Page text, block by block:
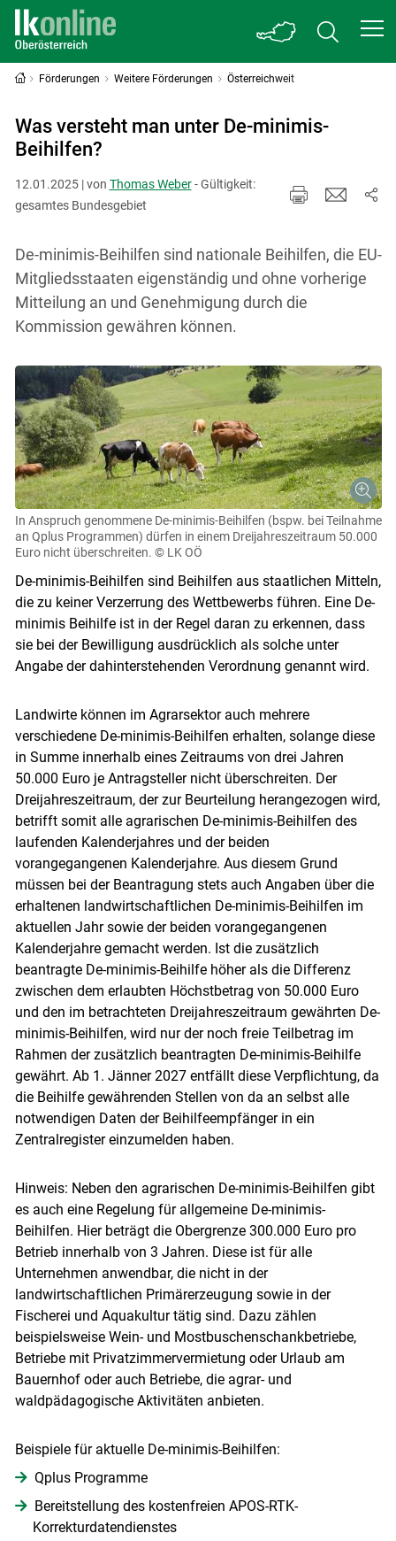
Skip to main content
Förderungen Weitere Förderungen Österreichweit
Was versteht man unter De-minimis-
Beihilfen?
12.01.2025 | von Thomas Weber- Gültigkeit:
gesamtes Bundesgebiet
De-minimis-Beihilfen sind nationale Beihilfen, die EU-
Mitgliedsstaaten eigenständig und ohne vorherige
Mitteilung an und Genehmigung durch die
Kommission gewähren können.
In Anspruch genommene De-minimis-Beihilfen (bspw. bei Teilnahme
an Qplus Programmen) dürfen in einem Dreijahreszeitraum 50.000
Euro nicht überschreiten. © LK OÖ
De-minimis-Beihilfen sind Beihilfen aus staatlichen Mitteln,
die zu keiner Verzerrung des Wettbewerbs führen. Eine De-
minimis Beihilfe ist in der Regel daran zu erkennen, dass
sie bei der Bewilligung ausdrücklich als solche unter
Angabe der dahinterstehenden Verordnung genannt wird.
Landwirte können im Agrarsektor auch mehrere
verschiedene De-minimis-Beihilfen erhalten, solange diese
in Summe innerhalb eines Zeitraums von drei Jahren
50.000 Euro je Antragsteller nicht überschreiten. Der
Dreijahreszeitraum, der zur Beurteilung herangezogen wird,
betrifft somit alle agrarischen De-minimis-Beihilfen des
laufenden Kalenderjahres und der beiden
vorangegangenen Kalenderjahre. Aus diesem Grund
müssen bei der Beantragung stets auch Angaben über die
erhaltenen landwirtschaftlichen De-minimis-Beihilfen im
aktuellen Jahr sowie der beiden vorangegangenen
Kalenderjahre gemacht werden. Ist die zusätzlich
beantragte De-minimis-Beihilfe höher als die Differenz
zwischen dem erlaubten Höchstbetrag von 50.000 Euro
und den im betrachteten Dreijahreszeitraum gewährten De-
minimis-Beihilfen, wird nur der noch freie Teilbetrag im
Rahmen der zusätzlich beantragten De-minimis-Beihilfe
gewährt. Ab 1. Jänner 2027 entfällt diese Verpflichtung, da
die Beihilfe gewährenden Stellen von da an selbst alle
notwendigen Daten der Beihilfeempfänger in ein
Zentralregister einzumelden haben.
Hinweis: Neben den agrarischen De-minimis-Beihilfen gibt
es auch eine Regelung für allgemeine De-minimis-
Beihilfen. Hier beträgt die Obergrenze 300.000 Euro pro
Betrieb innerhalb von 3 Jahren. Diese ist für alle
Unternehmen anwendbar, die nicht in der
landwirtschaftlichen Primärerzeugung sowie in der
Fischerei und Aquakultur tätig sind. Dazu zählen
beispielsweise Wein- und Mostbuschenschankbetriebe,
Betriebe mit Privatzimmervermietung oder Urlaub am
Bauernhof oder auch Betriebe, die agrar- und
waldpädagogische Aktivitäten anbieten.
Beispiele für aktuelle De-minimis-Beihilfen:
Qplus Programme
Bereitstellung des kostenfreien APOS-RTK-
Korrekturdatendienstes